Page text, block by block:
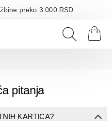
preko 3.000 RSD
pitanja
KARTICA?